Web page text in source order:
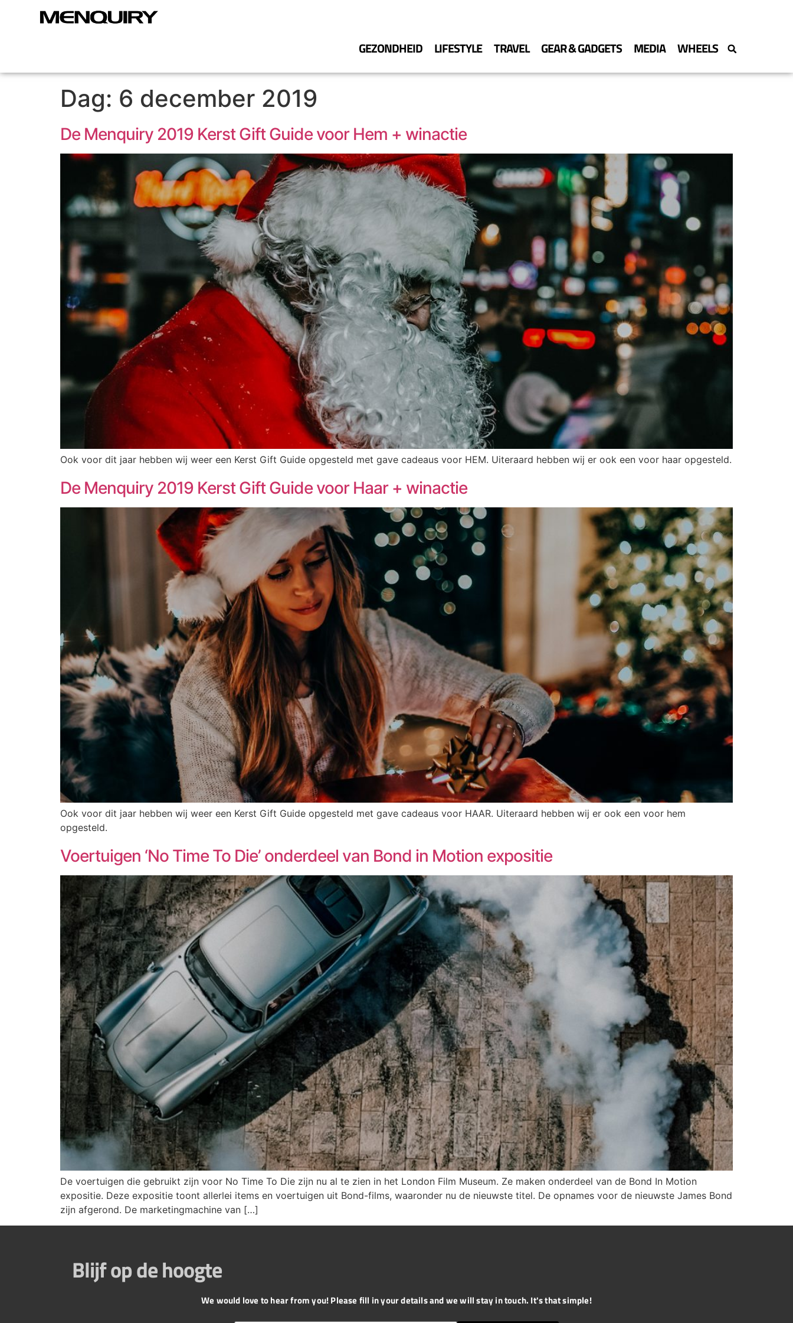
GEZONDHEID LIFESTYLE TRAVEL GEAR & GADGETS MEDIA WHEELS
Dag: 6 december 2019
De Menquiry 2019 Kerst Gift Guide voor Hem + winactie
Ook voor dit jaar hebben wij weer een Kerst Gift Guide opgesteld met gave cadeaus voor HEM. Uiteraard hebben wij er ook een voor haar opgesteld.
De Menquiry 2019 Kerst Gift Guide voor Haar + winactie
Ook voor dit jaar hebben wij weer een Kerst Gift Guide opgesteld met gave cadeaus voor HAAR. Uiteraard hebben wij er ook een voor hem
opgesteld.
Voertuigen ‘No Time To Die’ onderdeel van Bond in Motion expositie
De voertuigen die gebruikt zijn voor No Time To Die zijn nu al te zien in het London Film Museum. Ze maken onderdeel van de Bond In Motion
expositie. Deze expositie toont allerlei items en voertuigen uit Bond-films, waaronder nu de nieuwste titel. De opnames voor de nieuwste James Bond
zijn afgerond. De marketingmachine van […]
Blijf op de hoogte
We would love to hear from you! Please fill in your details and we will stay in touch. It's that simple!